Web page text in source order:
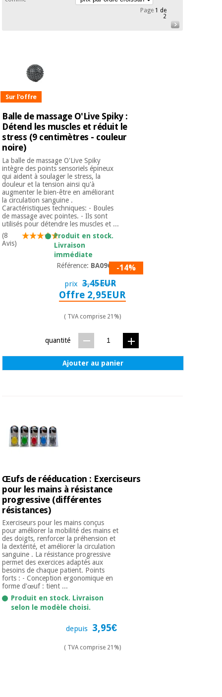
Académie
Tech
Fisaude
équipement
Mobilier
Armoires
thérapeutiques
Matériel de
protection
essentiel
pour les
coronavirus
Aérobic,
fitness
et
pilates
Orthopédie
Outlet
Académie
Tech
Fisaude
Médecine
traditionnelle
chinoise
Mobilier
clinique
Armoires
thérapeutiques
Matériel de
protection
essentiel
Sports
et
Vétérinaire
Orthopédie
Instruments
chirurgicaux
(déstockage)
Page1 de
2
Sur l'offre
Balle de massage O'Live Spiky :
Détend les muscles et réduit le
stress (9 centimètres - couleur
noire)
La balle de massage O'Live Spiky
intègre des points sensoriels épineux
qui aident à soulager le stress, la
douleur et la tension ainsi qu'à
augmenter le bien-être en améliorant
la circulation sanguine .
Caractéristiques techniques: - Boules
de massage avec pointes. - Ils sont
utilisés pour détendre les muscles et ...
(8
Avis)
Produit en stock.
Livraison
immédiate
Référence: BA09601-14%
prix 3,45EUR
Offre 2,95EUR
( TVA comprise 21%)
quantité
Ajouter au panier
Œufs de rééducation : Exerciseurs
pour les mains à résistance
progressive (différentes
résistances)
Exerciseurs pour les mains conçus
pour améliorer la mobilité des mains et
des doigts, renforcer la préhension et
la dextérité, et améliorer la circulation
sanguine . La résistance progressive
permet des exercices adaptés aux
besoins de chaque patient. Points
forts : - Conception ergonomique en
forme d'œuf : tient ...
Produit en stock. Livraison
selon le modèle choisi.
depuis 3,95€
( TVA comprise 21%)